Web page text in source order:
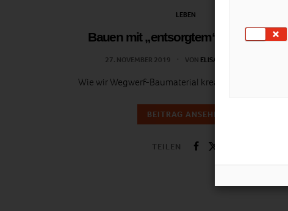
LEBEN
Bauen mit „entsorgtem“ Baumaterial
27. NOVEMBER 2019 VON ELISABETH DEMETER
Wie wir Wegwerf-Baumaterial kreativ nutzen können.
BEITRAG ANSEHEN
TEILEN